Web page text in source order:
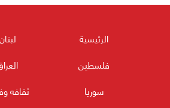
الرئيسية
لبنان
فلسطين
سوريا
ثقافه